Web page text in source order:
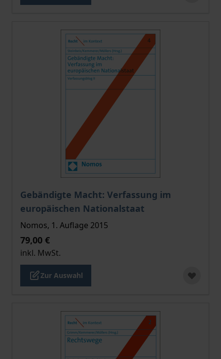
Gebändigte Macht: Verfassung im
europäischen Nationalstaat
Der Preis dieses Titels richtet sich nach der
Nomos, 1. Auflage 2015
79,00 €
inkl. MwSt.
Zur Auswahl